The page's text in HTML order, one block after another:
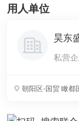
用人单位
昊东
私营
朝阳区-国贸瞰都